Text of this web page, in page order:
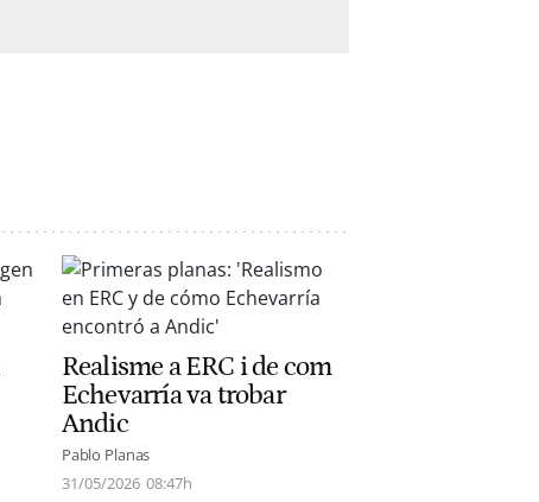
Realisme a ERC i de com
Echevarría va trobar
Andic
Pablo Planas
31/05/2026 08:47h